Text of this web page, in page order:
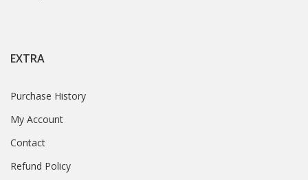
EXTRA
Purchase History
My Account
Contact
Refund Policy